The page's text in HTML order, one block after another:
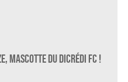
mascotte du Dicrédi FC !